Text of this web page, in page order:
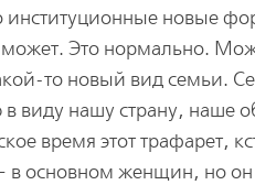
институционные новые
может. Это нормально.
то новый вид семьи.
виду нашу страну, наше
время этот трафарет,
основном женщин, но он